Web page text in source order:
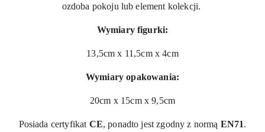
ozdoba pokoju lub element kolekcji.
Wymiary figurki:
13,5cm x 11,5cm x 4cm
Wymiary opakowania:
20cm x 15cm x 9,5cm
Posiada certyfikat CE, ponadto jest zgodny z normą EN71.